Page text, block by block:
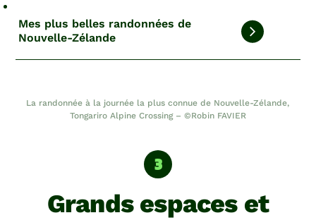
Mes plus belles randonnées de
Nouvelle-Zélande
La randonnée à la journée la plus connue de Nouvelle-Zélande,
Tongariro Alpine Crossing – ©Robin FAVIER
Grands espaces et